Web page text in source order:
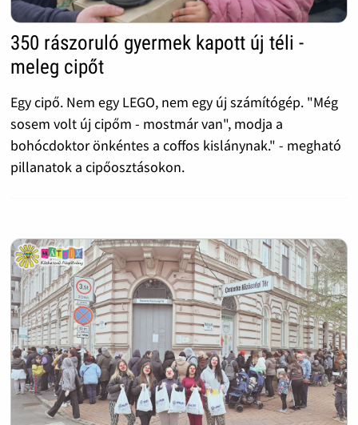
350 rászoruló gyermek kapott új téli -
meleg cipőt
Egy cipő. Nem egy LEGO, nem egy új számítógép. "Még
sosem volt új cipőm - mostmár van", modja a
bohócdoktor önkéntes a coffos kislánynak." - megható
pillanatok a cipőosztásokon.